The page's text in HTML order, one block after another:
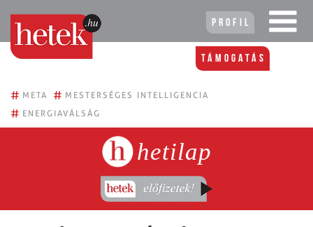
Profil
Támogatás
# META # MESTERSÉGES INTELLIGENCIA
# ENERGIAVÁLSÁG
hetilap